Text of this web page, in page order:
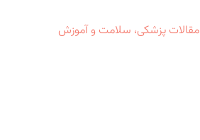
مقالات پزشکی، سلامت و آموزش